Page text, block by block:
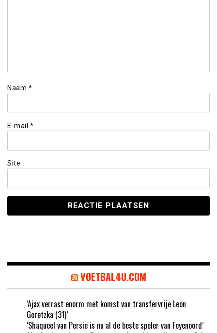
Naam *
E-mail *
Site
VOETBAL4U.COM
‘Ajax verrast enorm met komst van transfervrije Leon
Goretzka (31)’
‘Shaqueel van Persie is nu al de beste speler van Feyenoord’